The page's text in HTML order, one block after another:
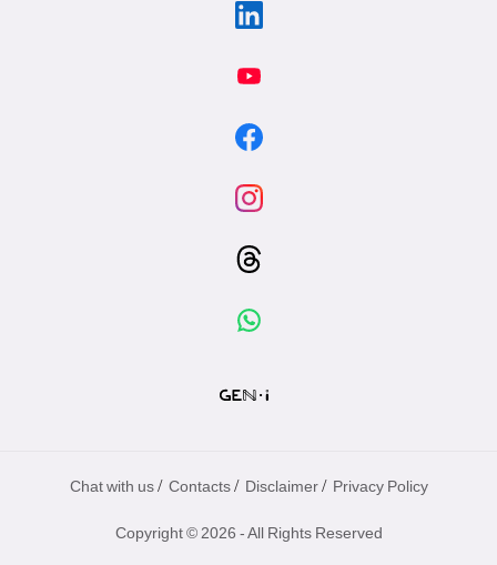
Chat with us / Contacts / Disclaimer / Privacy Policy
Copyright © 2026 - All Rights Reserved